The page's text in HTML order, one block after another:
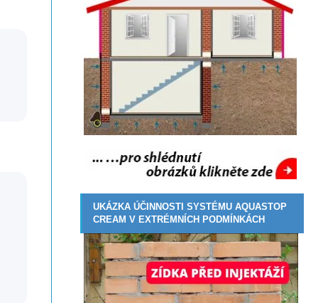
UKÁZKA ÚČINNOSTI SYSTÉMU AQUASTOP
CREAM V EXTRÉMNÍCH PODMÍNKÁCH